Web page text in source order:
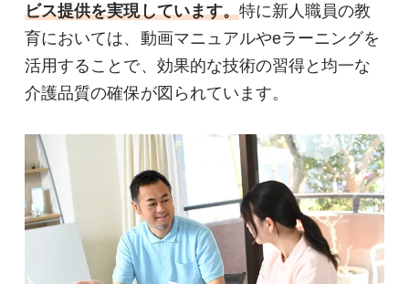
ビス提供を実現しています。特に新人職員の教
育においては、動画マニュアルやeラーニングを
活用することで、効果的な技術の習得と均一な
介護品質の確保が図られています。